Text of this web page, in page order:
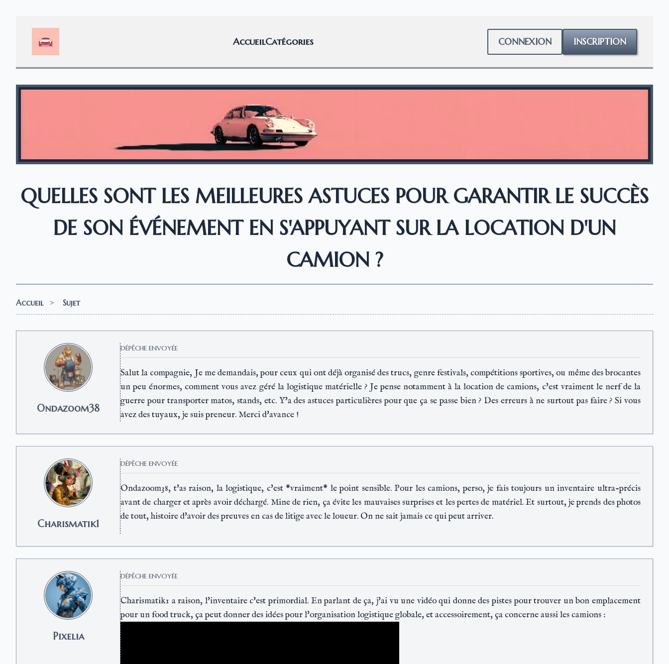
AccueilCatégories CONNEXION INSCRIPTION
QUELLES SONT LES MEILLEURES ASTUCES POUR GARANTIR LE SUCCÈS
DE SON ÉVÉNEMENT EN S'APPUYANT SUR LA LOCATION D'UN
CAMION ?
Accueil > Sujet
Ondazoom38
DÉPÊCHE ENVOYÉE
Salut la compagnie, Je me demandais, pour ceux qui ont déjà organisé des trucs, genre festivals, compétitions sportives, ou même des brocantes
un peu énormes, comment vous avez géré la logistique matérielle ? Je pense notamment à la location de camions, c'est vraiment le nerf de la
guerre pour transporter matos, stands, etc. Y'a des astuces particulières pour que ça se passe bien ? Des erreurs à ne surtout pas faire ? Si vous
avez des tuyaux, je suis preneur. Merci d'avance !
Charismatik1
DÉPÊCHE ENVOYÉE
Ondazoom38, t'as raison, la logistique, c'est *vraiment* le point sensible. Pour les camions, perso, je fais toujours un inventaire ultra-précis
avant de charger et après avoir déchargé. Mine de rien, ça évite les mauvaises surprises et les pertes de matériel. Et surtout, je prends des photos
de tout, histoire d'avoir des preuves en cas de litige avec le loueur. On ne sait jamais ce qui peut arriver.
Pixelia
DÉPÊCHE ENVOYÉE
Charismatik1 a raison, l'inventaire c'est primordial. En parlant de ça, j'ai vu une vidéo qui donne des pistes pour trouver un bon emplacement
pour un food truck, ça peut donner des idées pour l'organisation logistique globale, et accessoirement, ça concerne aussi les camions :